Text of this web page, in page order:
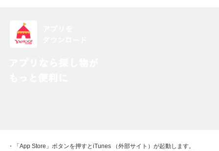
・「App Store」ボタンを押すとiTunes （外部サイト）が起動します。